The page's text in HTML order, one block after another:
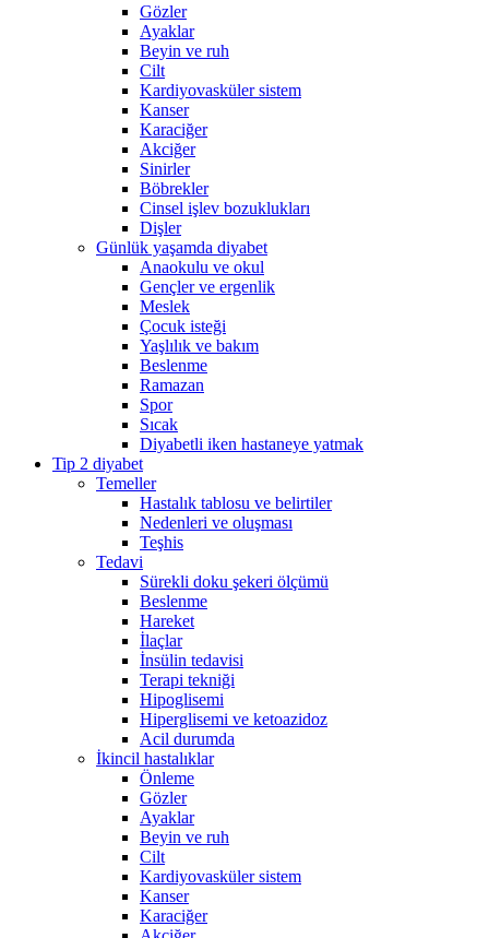
Gözler
Ayaklar
Beyin ve ruh
Cilt
Kardiyovasküler sistem
Kanser
Karaciğer
Akciğer
Sinirler
Böbrekler
Cinsel işlev bozuklukları
Dişler
Günlük yaşamda diyabet
Anaokulu ve okul
Gençler ve ergenlik
Meslek
Çocuk isteği
Yaşlılık ve bakım
Beslenme
Ramazan
Spor
Sıcak
Diyabetli iken hastaneye yatmak
Tip 2 diyabet
Temeller
Hastalık tablosu ve belirtiler
Nedenleri ve oluşması
Teşhis
Tedavi
Sürekli doku şekeri ölçümü
Beslenme
Hareket
İlaçlar
İnsülin tedavisi
Terapi tekniği
Hipoglisemi
Hiperglisemi ve ketoazidoz
Acil durumda
İkincil hastalıklar
Önleme
Gözler
Ayaklar
Beyin ve ruh
Cilt
Kardiyovasküler sistem
Kanser
Karaciğer